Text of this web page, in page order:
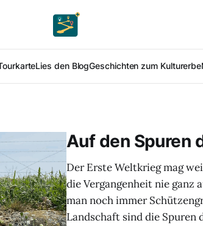
Lies den BlogGeschichten zum Kulturerbe
Auf den Spuren
Der Erste Weltkrieg mag
die Vergangenheit nie ganz
man noch immer
Landschaft sind die Spuren